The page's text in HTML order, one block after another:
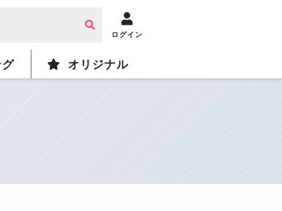
ログイン
オリジナル